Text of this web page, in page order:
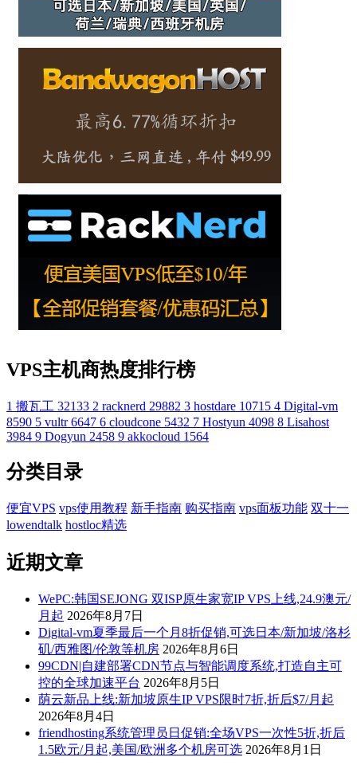
VPS主机商热度排行榜
1 搬瓦工 32133 2 racknerd 29882 3 hostdare 10715 4 Digital-vm
8590 5 vultr 6647 6 cloudcone 5432 7 Hostyun 4098 8 Lisahost
3984 9 Dogyun 2458 9 akkocloud 1564
分类目录
便宜VPS vps使用教程 新手指南 购买指南 vps面板功能 双十一
lowendtalk hostloc精选
近期文章
WePC:韩国SEJONG 双ISP原生家宽IP VPS上线,24.9澳元/
月起 2026年8月7日
Digital-vm夏季最后一个月8折促销,可选日本/新加坡/洛杉
矶/西雅图/伦敦等机房 2026年8月6日
99CDN|自建部署CDN节点与智能调度系统,打造自主可
控的全球加速平台 2026年8月5日
荫云新品上线:新加坡原生IP VPS限时7折,折后$7/月起
2026年8月4日
friendhosting系统管理员日促销:全场VPS一次性5折,折后
1.5欧元/月起,美国/欧洲多个机房可选 2026年8月1日